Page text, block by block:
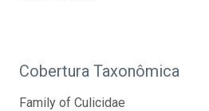
Cobertura Taxonômica
Family of Culicidae